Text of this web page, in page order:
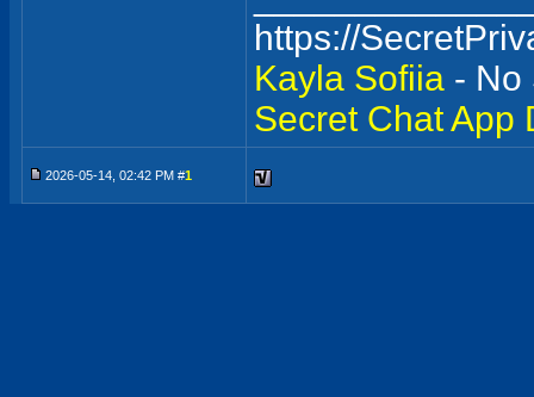
https://
Kayla Sofiia - No
Secret Chat App
2026-05-14, 02:42 PM #1